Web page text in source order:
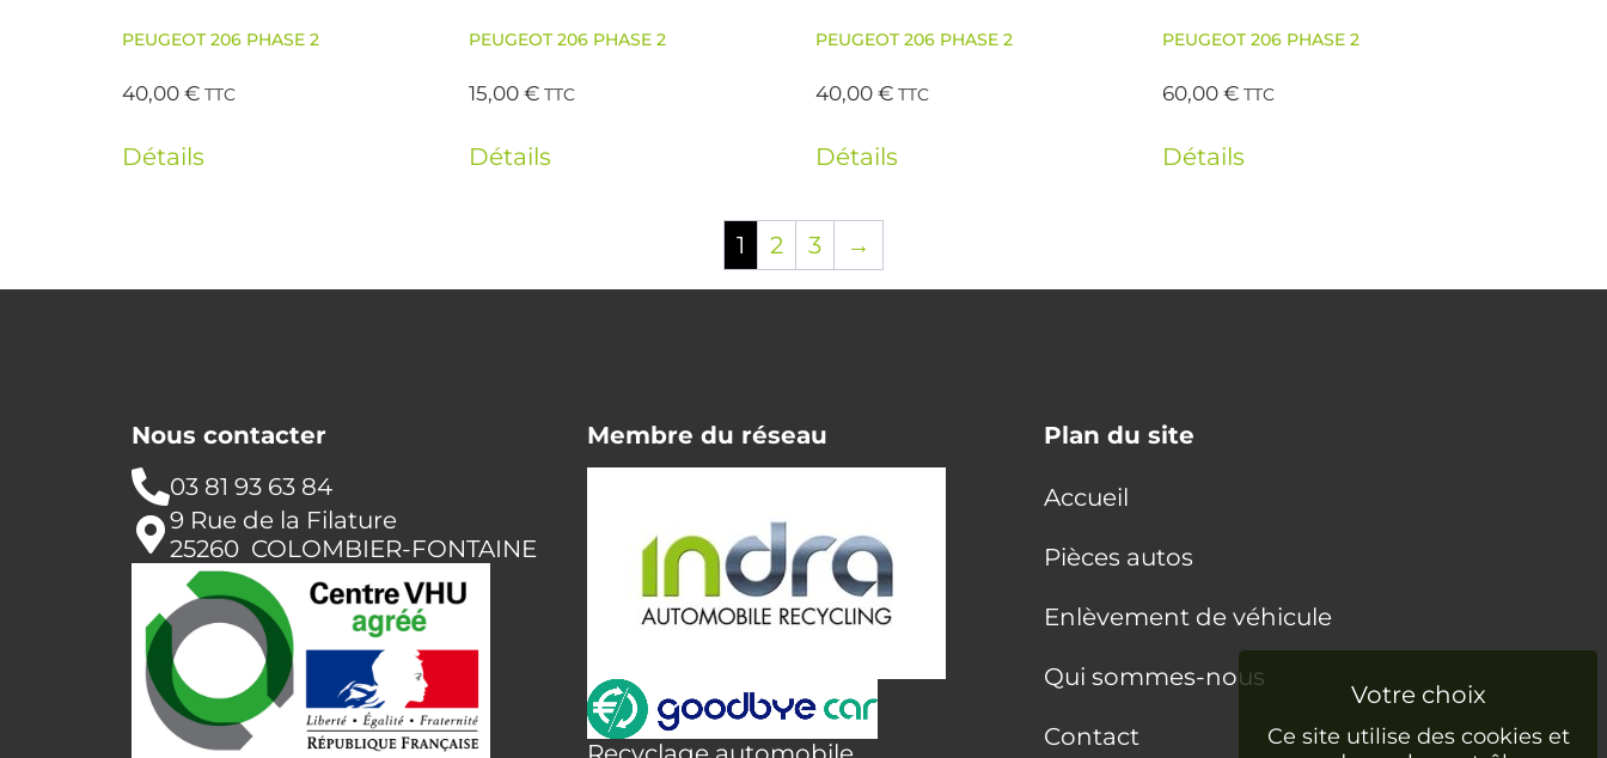
PEUGEOT 206 PHASE 2
40,00€ TTC
Détails
PEUGEOT 206 PHASE 2
15,00€ TTC
Détails
PEUGEOT 206 PHASE 2
40,00€ TTC
Détails
PEUGEOT 206 PHASE 2
60,00€ TTC
Détails
1 2 3 →
Nous contacter
03 81 93 63 84
9 Rue de la Filature
25260 COLOMBIER-FONTAINE
Membre du réseau Plan du site
Accueil
Pièces autos
Enlèvement de véhicule
Qui sommes-nous
Contact
Ce site utilise des cookies et